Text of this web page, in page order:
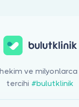
ve milyonlarca
tercihi #bulutklinik